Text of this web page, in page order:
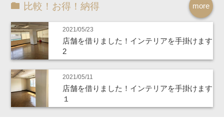
more
比較！お得！納得
2021/05/23
店舗を借りました！インテリアを手掛けます
2
2021/05/11
店舗を借りました！インテリアを手掛けます
１